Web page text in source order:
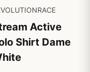
Active
Shirt Dame